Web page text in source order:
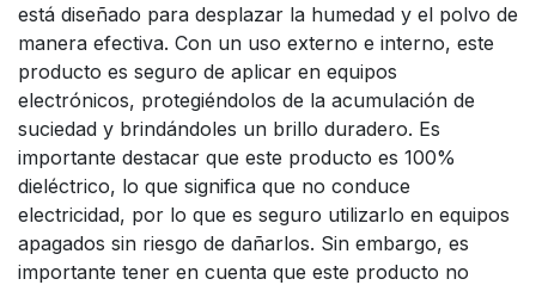
está diseñado para desplazar la humedad y el polvo de
manera efectiva. Con un uso externo e interno, este
producto es seguro de aplicar en equipos
electrónicos, protegiéndolos de la acumulación de
suciedad y brindándoles un brillo duradero. Es
importante destacar que este producto es 100%
dieléctrico, lo que significa que no conduce
electricidad, por lo que es seguro utilizarlo en equipos
apagados sin riesgo de dañarlos. Sin embargo, es
importante tener en cuenta que este producto no